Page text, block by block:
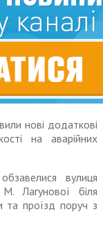
нові додаткові
на аварійних
вулиця
Лагунової біля
та проїзд поруч з